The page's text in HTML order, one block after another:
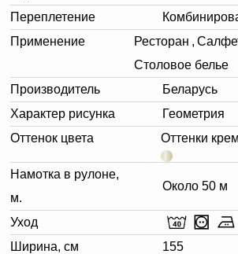
Переплетение
Применение
Ресторан ,
Столовое белье
Производитель
Беларусь
Характер рисунка
Геометрия
Оттенок цвета
Оттенки
Намотка в рулоне,
м.
Около 50 м
Уход
Ширина, см
155